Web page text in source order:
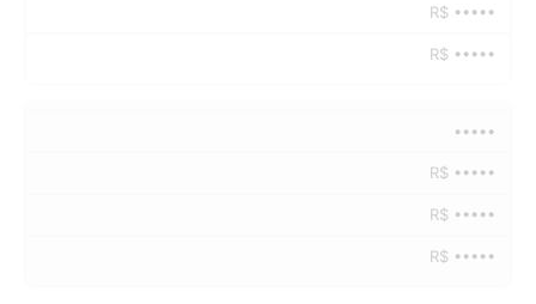
R$ •••••
R$ •••••
•••••
R$ •••••
R$ •••••
R$ •••••